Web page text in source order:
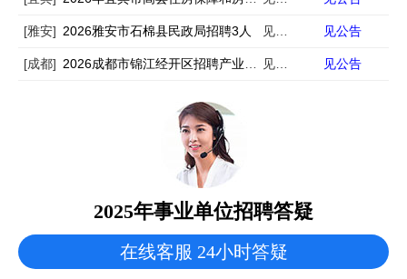
[雅安] 2026雅安市石棉县民政局招聘3人 见公告 见公告
[成都] 2026成都市锦江经开区招聘产业发展服务专员15人 见公告 见公告
2025年事业单位招聘答疑
在线客服 24小时答疑